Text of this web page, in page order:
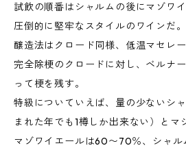
試飲の順番はシャルムの後にマゾワ
圧倒的に堅牢なスタイルのワインだ。
醸造法はクロード同様、低温マセレ
完全除梗のクロードに対し、ベルナ
って梗を残す。
特級についていえば、量の少ないシ
まれた年でも1樽しか出来ない）とマ
マゾワイエールは60〜70％、シャ